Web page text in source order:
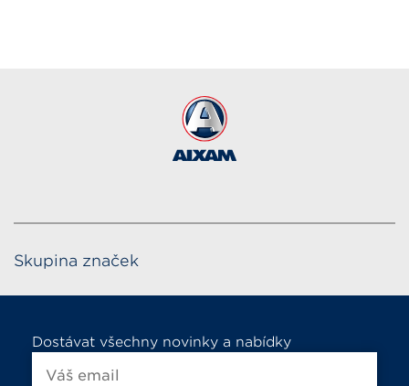
Skupina značek
Dostávat všechny novinky a nabídky